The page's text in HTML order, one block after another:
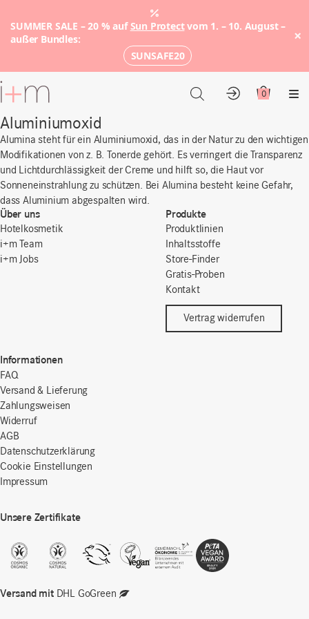
SUMMER SALE – 20 % aufSun Protectvom 1. – 10. August –
außer Bundles:
SUNSAFE20
×
Zum
Hauptinhalt
Konto 0
Aluminiumoxid
Alumina stehtfür ein Aluminiumoxid, das in der Natur zu den wichtigen
Modifikationen von z. B. Tonerde gehört. Esverringert die Transparenz
und Lichtdurchlässigkeitder Creme und hilft so, die Haut vor
Sonneneinstrahlung zu schützen. Bei Alumina besteht keine Gefahr,
dass Aluminium abgespalten wird.
Über uns
Hotelkosmetik
i+m Team
i+m Jobs
Produkte
Produktlinien
Inhaltsstoffe
Store-Finder
Gratis-Proben
Kontakt
Vertrag widerrufen
Informationen
FAQ
Versand & Lieferung
Zahlungsweisen
Widerruf
AGB
Datenschutzerklärung
Cookie Einstellungen
Impressum
Unsere Zertifikate
Versand mitDHL GoGreen